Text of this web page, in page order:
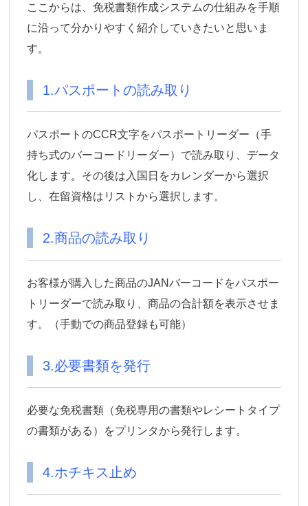
ここからは、免税書類作成システムの仕組みを手順
に沿って分かりやすく紹介していきたいと思いま
す。
1.パスポートの読み取り
パスポートのCCR文字をパスポートリーダー（手
持ち式のバーコードリーダー）で読み取り、データ
化します。その後は入国日をカレンダーから選択
し、在留資格はリストから選択します。
2.商品の読み取り
お客様が購入した商品のJANバーコードをパスポー
トリーダーで読み取り、商品の合計額を表示させま
す。（手動での商品登録も可能）
3.必要書類を発行
必要な免税書類（免税専用の書類やレシートタイプ
の書類がある）をプリンタから発行します。
4.ホチキス止め